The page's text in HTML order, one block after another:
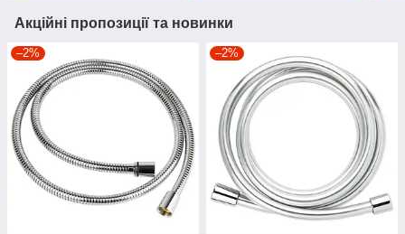
Акційні пропозиції та новинки
–2% –2%